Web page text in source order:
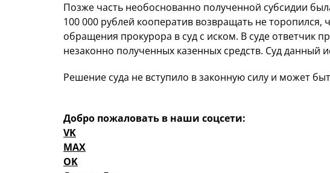
Позже часть необоснованно полученной субсидии
100 000 рублей кооператив возвращать не торопился,
обращения прокурора в суд с иском. В суде ответчик
незаконно полученных казенных средств. Суд данный
Решение суда не вступило в законную силу и может
Добро пожаловать в наши соцсети:
VK
MAX
OK